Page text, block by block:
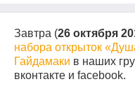
Завтра (26 октября
набора открыток
Гайдамаки в наших
вконтакте и facebоok.